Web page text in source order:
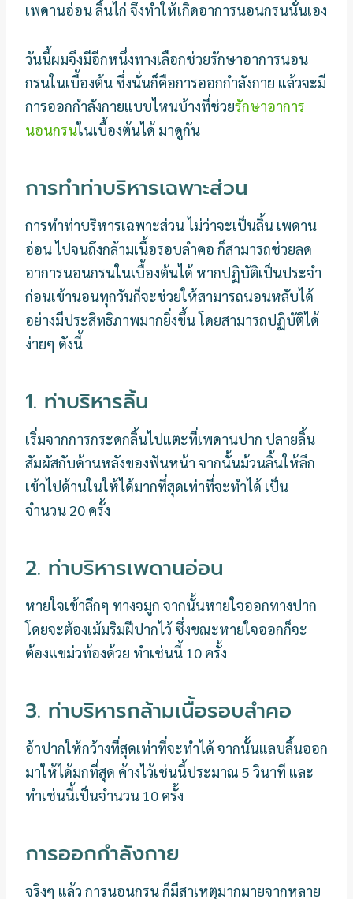
เพดานอ่อน ลิ้นไก่ จึงทำให้เกิดอาการนอนกรนนั่นเอง
วันนี้ผมจึงมีอีกหนึ่งทางเลือกช่วยรักษาอาการนอน
กรนในเบื้องต้น ซึ่งนั่นก็คือการออกกำลังกาย แล้วจะมี
การออกกำลังกายแบบไหนบ้างที่ช่วยรักษาอาการ
นอนกรนในเบื้องต้นได้ มาดูกัน
การทำท่าบริหารเฉพาะส่วน
การทำท่าบริหารเฉพาะส่วน ไม่ว่าจะเป็นลิ้น เพดาน
อ่อน ไปจนถึงกล้ามเนื้อรอบลำคอ ก็สามารถช่วยลด
อาการนอนกรนในเบื้องต้นได้ หากปฏิบัติเป็นประจำ
ก่อนเข้านอนทุกวันก็จะช่วยให้สามารถนอนหลับได้
อย่างมีประสิทธิภาพมากยิ่งขึ้น โดยสามารถปฏิบัติได้
ง่ายๆ ดังนี้
1. ท่าบริหารลิ้น
เริ่มจากการกระดกลิ้นไปแตะที่เพดานปาก ปลายลิ้น
สัมผัสกับด้านหลังของฟันหน้า จากนั้นม้วนลิ้นให้ลึก
เข้าไปด้านในให้ได้มากที่สุดเท่าที่จะทำได้ เป็น
จำนวน 20 ครั้ง
2. ท่าบริหารเพดานอ่อน
หายใจเข้าลึกๆ ทางจมูก จากนั้นหายใจออกทางปาก
โดยจะต้องเม้มริมฝีปากไว้ ซึ่งขณะหายใจออกก็จะ
ต้องแขม่วท้องด้วย ทำเช่นนี้ 10 ครั้ง
3. ท่าบริหารกล้ามเนื้อรอบลำคอ
อ้าปากให้กว้างที่สุดเท่าที่จะทำได้ จากนั้นแลบลิ้นออก
มาให้ได้มกที่สุด ค้างไว้เช่นนี้ประมาณ 5 วินาที และ
ทำเช่นนี้เป็นจำนวน 10 ครั้ง
การออกกำลังกาย
จริงๆ แล้ว การนอนกรน ก็มีสาเหตุมากมายจากหลาย